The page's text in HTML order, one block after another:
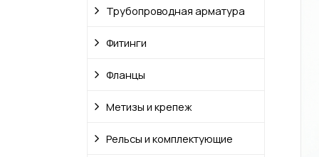
Трубопроводная арматура
Фитинги
Фланцы
Метизы и крепеж
Рельсы и комплектующие